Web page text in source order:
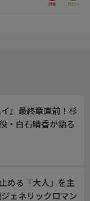
』最終章直前！杉
・白石晴香が語る
める「大人」を主
ェネリックロマン